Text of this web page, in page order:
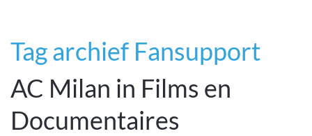
Tag archief Fansupport
AC Milan in Films en
Documentaires